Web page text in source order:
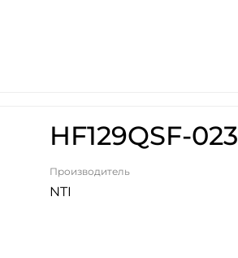
HF129QSF-023
Производитель
NTI